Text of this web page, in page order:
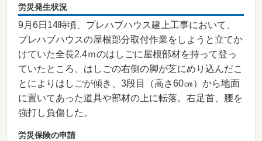
労災発生状況
9月6日14時頃、プレハブハウス建上工事において、
プレハブハウスの屋根部分取付作業をしようと立てか
けていた全長2.4ｍのはしごに屋根部材を持って登っ
ていたところ、はしごの右側の脚が芝にめり込んだこ
とによりはしごが傾き、3段目（高さ60㎝）から地面
に置いてあった道具や部材の上に転落。右足首、腰を
強打し負傷した。
労災保険の申請